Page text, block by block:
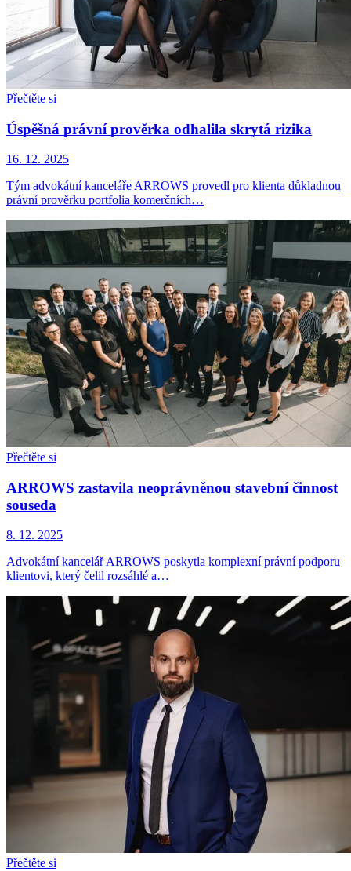
Přečtěte si
Úspěšná právní prověrka odhalila skrytá rizika
16. 12. 2025
Tým advokátní kanceláře ARROWS provedl pro klienta důkladnou
právní prověrku portfolia komerčních…
Přečtěte si
ARROWS zastavila neoprávněnou stavební činnost
souseda
8. 12. 2025
Advokátní kancelář ARROWS poskytla komplexní právní podporu
klientovi, který čelil rozsáhlé a…
Přečtěte si